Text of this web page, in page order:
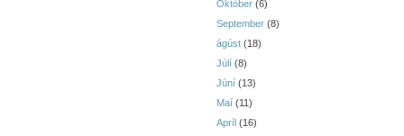
Október (6)
September (8)
ágúst (18)
Júlí (8)
Júní (13)
Maí (11)
Apríl (16)